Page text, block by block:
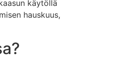
käytöllä
hauskuus,